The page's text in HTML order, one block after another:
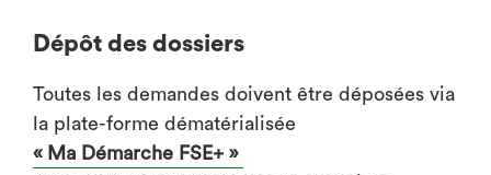
Dépôt des dossiers
Toutes les demandes doivent être déposées via
la plate-forme dématérialisée
« Ma Démarche FSE+ »